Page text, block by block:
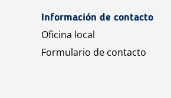
Información de contacto
Oficina local
Formulario de contacto